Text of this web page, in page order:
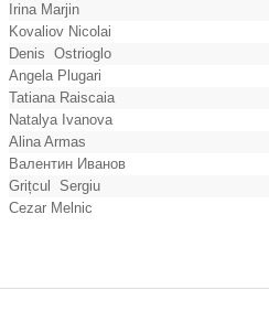
Irina Marjin
Kovaliov Nicolai
Denis Ostrioglo
Angela Plugari
Tatiana Raiscaia
Natalya Ivanova
Alina Armas
Валентин Иванов
Grițcul Sergiu
Cezar Melnic